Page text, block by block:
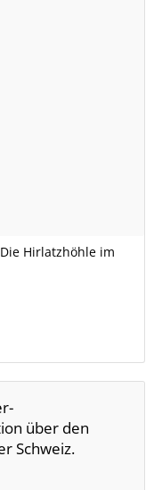
Hirlatzhöhle im